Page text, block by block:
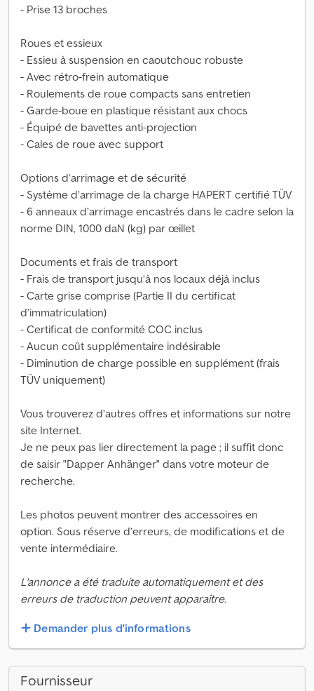
- Prise 13 broches
Roues et essieux
- Essieu à suspension en caoutchouc robuste
- Avec rétro-frein automatique
- Roulements de roue compacts sans entretien
- Garde-boue en plastique résistant aux chocs
- Équipé de bavettes anti-projection
- Cales de roue avec support
Options d’arrimage et de sécurité
- Système d’arrimage de la charge HAPERT certifié TÜV
- 6 anneaux d’arrimage encastrés dans le cadre selon la
norme DIN, 1000 daN (kg) par œillet
Documents et frais de transport
- Frais de transport jusqu’à nos locaux déjà inclus
- Carte grise comprise (Partie II du certificat
d’immatriculation)
- Certificat de conformité COC inclus
- Aucun coût supplémentaire indésirable
- Diminution de charge possible en supplément (frais
TÜV uniquement)
Vous trouverez d’autres offres et informations sur notre
site Internet.
Je ne peux pas lier directement la page ; il suffit donc
de saisir "Dapper Anhänger" dans votre moteur de
recherche.
Les photos peuvent montrer des accessoires en
option. Sous réserve d’erreurs, de modifications et de
vente intermédiaire.
L'annonce a été traduite automatiquement et des
erreurs de traduction peuvent apparaître.
Demander plus d'informations
Fournisseur